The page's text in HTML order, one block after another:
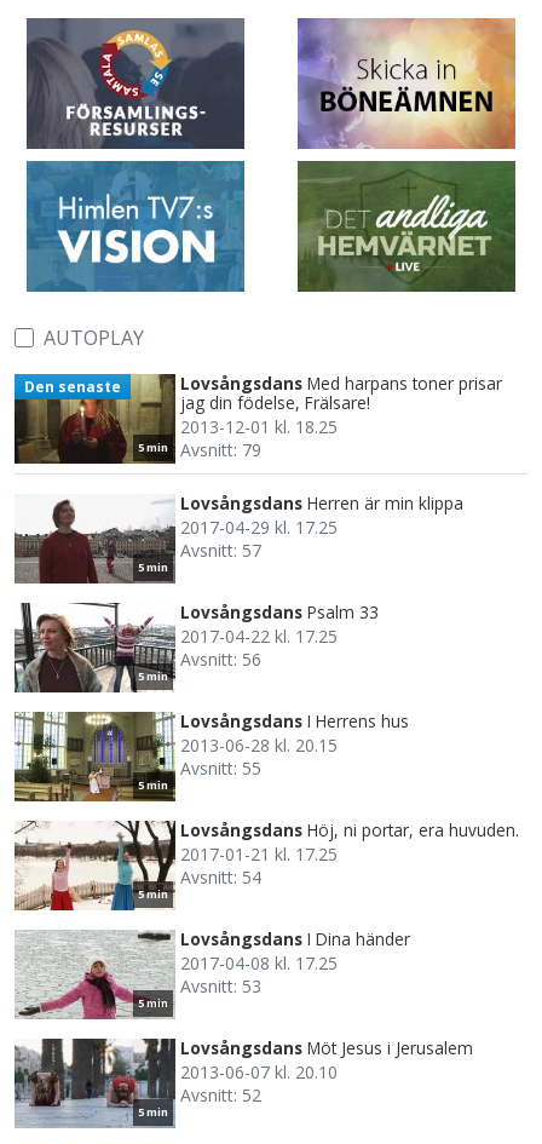
AUTOPLAY
5 min
Den senaste Lovsångsdans Med harpans toner prisar
jag din födelse, Frälsare!
2013-12-01 kl. 18.25
Avsnitt: 79
5 min
Lovsångsdans Herren är min klippa
2017-04-29 kl. 17.25
Avsnitt: 57
5 min
Lovsångsdans Psalm 33
2017-04-22 kl. 17.25
Avsnitt: 56
5 min
Lovsångsdans I Herrens hus
2013-06-28 kl. 20.15
Avsnitt: 55
5 min
Lovsångsdans Höj, ni portar, era huvuden.
2017-01-21 kl. 17.25
Avsnitt: 54
5 min
Lovsångsdans I Dina händer
2017-04-08 kl. 17.25
Avsnitt: 53
5 min
Lovsångsdans Möt Jesus i Jerusalem
2013-06-07 kl. 20.10
Avsnitt: 52